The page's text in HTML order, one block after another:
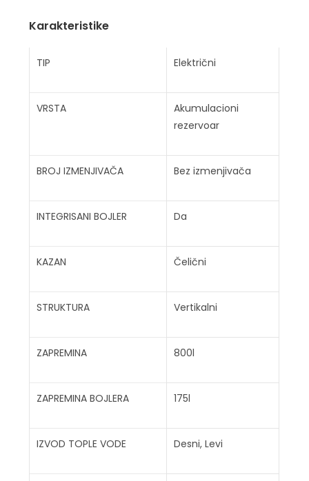
Karakteristike
TIP Električni
VRSTA
Akumulacioni
rezervoar
BROJ IZMENJIVAČA Bez izmenjivača
INTEGRISANI BOJLER Da
KAZAN Čelični
STRUKTURA Vertikalni
ZAPREMINA 800l
ZAPREMINA BOJLERA 175l
IZVOD TOPLE VODE Desni, Levi